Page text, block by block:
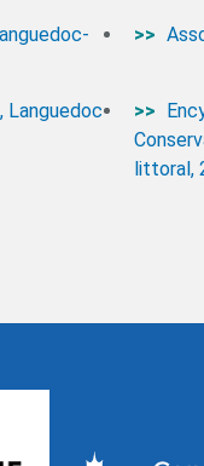
Languedoc-
littoral,